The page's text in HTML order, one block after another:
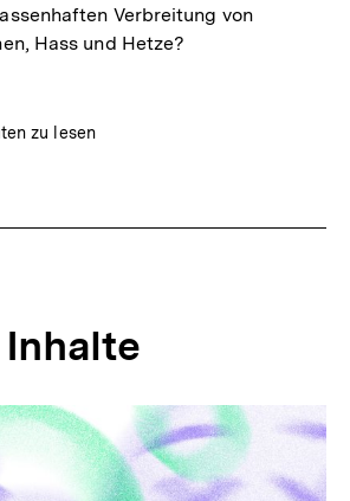
Verbreitung von
Hass und Hetze?
zu lesen